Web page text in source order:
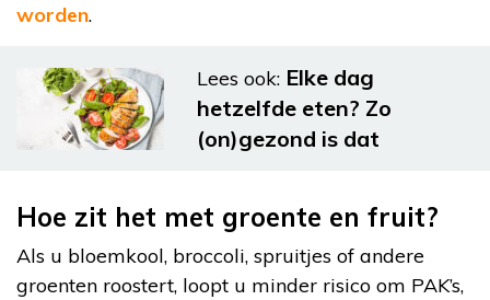
worden.
Lees ook: Elke dag
hetzelfde eten? Zo
(on)gezond is dat
Hoe zit het met groente en fruit?
Als u bloemkool, broccoli, spruitjes of andere
groenten roostert, loopt u minder risico om PAK’s,